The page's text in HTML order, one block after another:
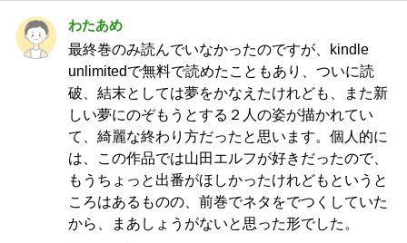
わたあめ
最終巻のみ読んでいなかったのですが、kindle
unlimitedで無料で読めたこともあり、ついに読
破、結末としては夢をかなえたけれども、また新
しい夢にのぞもうとする２人の姿が描かれてい
て、綺麗な終わり方だったと思います。個人的に
は、この作品では山田エルフが好きだったので、
もうちょっと出番がほしかったけれどもというと
ころはあるものの、前巻でネタをでつくしていた
から、まあしょうがないと思った形でした。